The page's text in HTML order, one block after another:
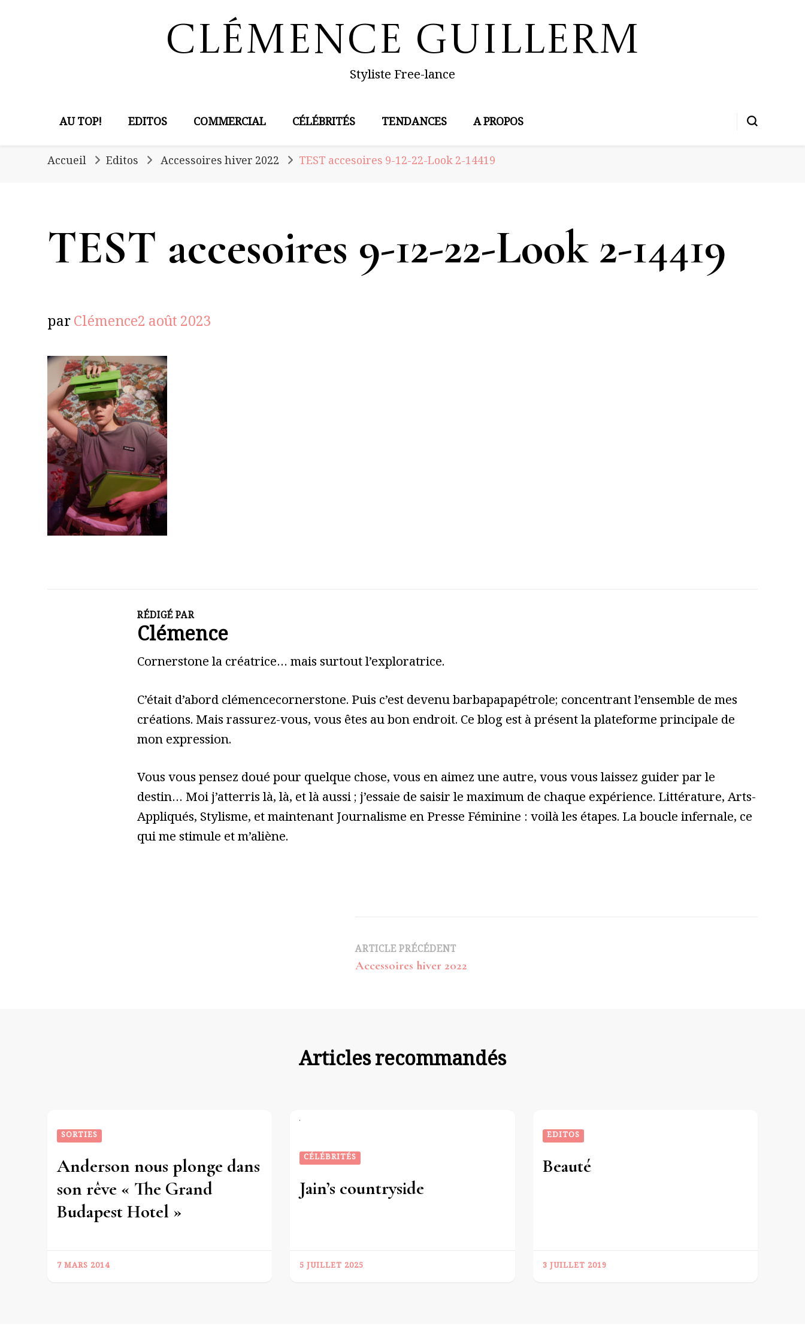
Clémence Guillerm
Styliste Free-lance
AU TOP! EDITOS COMMERCIAL CÉLÉBRITÉS TENDANCES A PROPOS
Accueil Editos Accessoires hiver 2022 TEST accesoires 9-12-22-Look 2-14419
TEST accesoires 9-12-22-Look 2-14419
parClémence2 août 2023
RÉDIGÉ PAR
Clémence
Cornerstone la créatrice… mais surtout l’exploratrice.
C’était d’abord clémencecornerstone. Puis c’est devenu barbapapapétrole; concentrant l’ensemble de mes
créations. Mais rassurez-vous, vous êtes au bon endroit. Ce blog est à présent la plateforme principale de
mon expression.
Vous vous pensez doué pour quelque chose, vous en aimez une autre, vous vous laissez guider par le
destin… Moi j’atterris là, là, et là aussi ; j’essaie de saisir le maximum de chaque expérience. Littérature, Arts-
Appliqués, Stylisme, et maintenant Journalisme en Presse Féminine : voilà les étapes. La boucle infernale, ce
qui me stimule et m’aliène.
Navigation
d’article
ARTICLE PRÉCÉDENT
Accessoires hiver 2022
Articles recommandés
SORTIES
Anderson nous plonge dans
son rêve « The Grand
Budapest Hotel »
7 MARS 2014
CÉLÉBRITÉS
Jain’s countryside
5 JUILLET 2025
EDITOS
Beauté
3 JUILLET 2019